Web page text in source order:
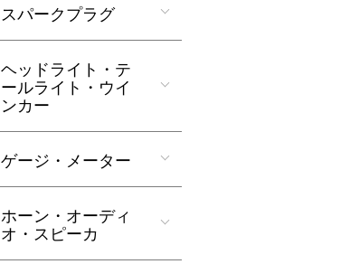
スパークプラグ
ヘッドライト・テ
ールライト・ウイ
ンカー
ゲージ・メーター
ホーン・オーディ
オ・スピーカ